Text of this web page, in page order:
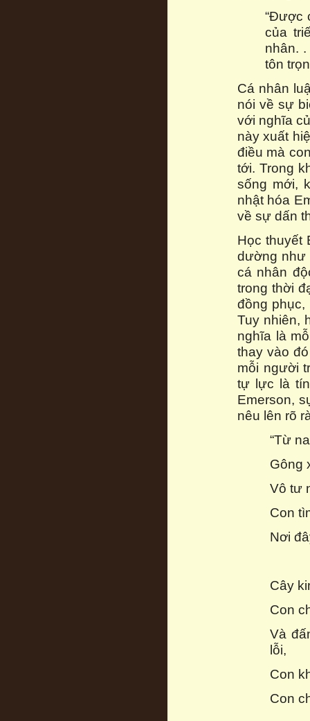
“Được
của
nhân.
tôn
Cá nhân
nói về sự
với nghĩa
này xuất
điều mà
tới. Trong
sống mới,
nhật hóa
về sự dấn
Học thuyết
dường như
cá nhân
trong thời
đồng
Tuy nhiên,
nghĩa là
thay vào
mỗi người
tự lực là
Emerson,
nêu lên rõ
“Từ
Gông
Vô tư
Con
Nơi
Cây
Con
Và
lỗi,
Con
Con